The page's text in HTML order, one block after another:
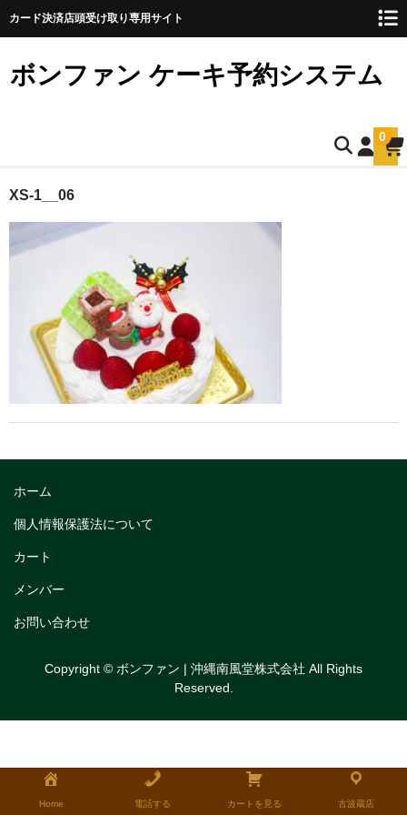
カード決済店頭受け取り専用サイト
ボンファン ケーキ予約システム
0
ホーム
お誕生日ケーキのご予約
ショートケーキ
ショートケーキ12cm(5名様用)
ショートケーキ15cm(8名様用)
ショートケーキ18cm(10名様用)
トリフルガナッシュ
トリフルガナッシュケーキ12cm
トリフルガナッシュケーキ15cm
生チョコケーキ18cm
タルトレット
全国発送可能ギフト商品
XS-1__06
ホーム
個人情報保護法について
カート
メンバー
お問い合わせ
Copyright © ボンファン | 沖縄南風堂株式会社 All Rights
Reserved.
Home 電話する カートを見る 古波蔵店